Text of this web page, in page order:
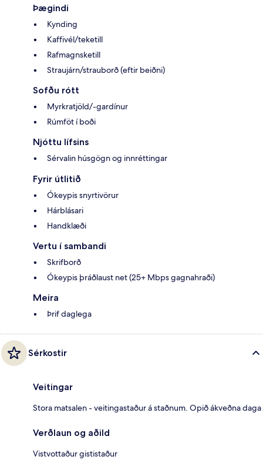
Þægindi
Kynding
Kaffivél/teketill
Rafmagnsketill
Straujárn/strauborð (eftir beiðni)
Sofðu rótt
Myrkratjöld/-gardínur
Rúmföt í boði
Njóttu lífsins
Sérvalin húsgögn og innréttingar
Fyrir útlitið
Ókeypis snyrtivörur
Hárblásari
Handklæði
Vertu í sambandi
Skrifborð
Ókeypis þráðlaust net (25+ Mbps gagnahraði)
Meira
Þrif daglega
Sérkostir
Veitingar
Stora matsalen - veitingastaður á staðnum. Opið ákveðna daga
Verðlaun og aðild
Vistvottaður gististaður